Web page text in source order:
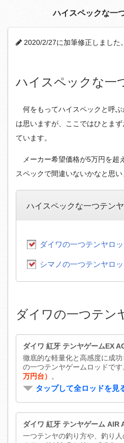
ハイスペックな一
2020/2/27に加筆修正しました。
ハイスペックな一
何をもってハイスペックと呼ぶ
は思いますが、ここではひとま
ています。
メーカー希望価格が5万円を超
スペックで間違いないかなと思い
ハイスペックな一つテン
ダイワの一つテンヤロ
シマノの一つテンヤロ
ダイワの一つテン
ダイワ 紅牙 テンヤゲームEX
徹底的な軽量化と高感度に成
の一つテンヤゲームロッドです
万円台）
。
タップして全ロッドを見
ダイワ 紅牙 テンヤゲーム AIR
一つテンヤの釣り方や、釣り